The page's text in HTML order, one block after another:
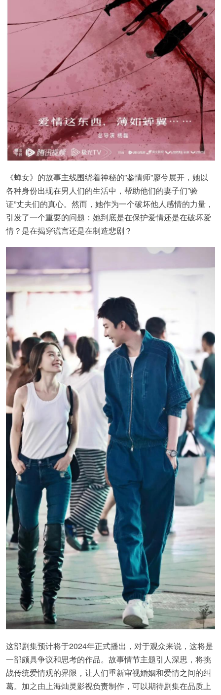
《蝉女》的故事主线围绕着神秘的”鉴情师”廖兮展开，她以
各种身份出现在男人们的生活中，帮助他们的妻子们”验
证”丈夫们的真心。然而，她作为一个破坏他人感情的力量，
引发了一个重要的问题：她到底是在保护爱情还是在破坏爱
情？是在揭穿谎言还是在制造悲剧？
这部剧集预计将于2024年正式播出，对于观众来说，这将是
一部颇具争议和思考的作品。故事情节主题引人深思，将挑
战传统爱情观的界限，让人们重新审视婚姻和爱情之间的纠
葛。加之由上海灿灵影视负责制作，可以期待剧集在品质上